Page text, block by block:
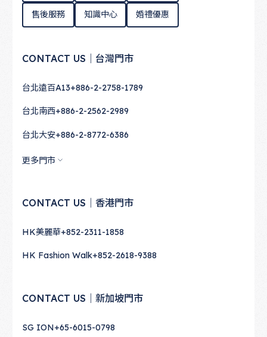
售後服務 知識中心 婚禮優惠
CONTACT US｜台灣門市
台北遠百A13+886-2-2758-1789
台北南西+886-2-2562-2989
台北大安+886-2-8772-6386
更多門市
CONTACT US｜香港門市
HK美麗華+852-2311-1858
HK Fashion Walk+852-2618-9388
CONTACT US｜新加坡門市
SG ION+65-6015-0798